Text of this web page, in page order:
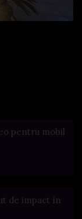
pentru mobil
de impact în